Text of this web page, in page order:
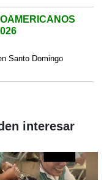
Santo Domingo
interesar